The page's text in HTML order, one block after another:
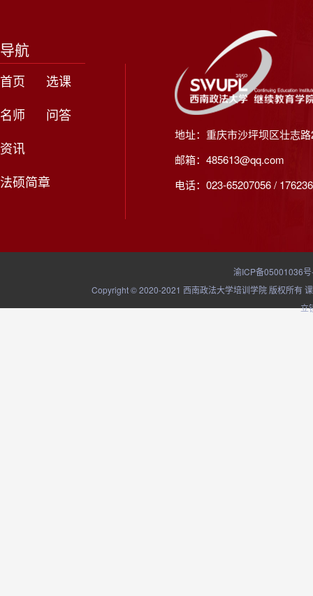
导航
首页
选课
名师
问答
资讯
法硕简章
地址：重庆市沙坪坝区壮志
邮箱：485613@qq.com
电话：023-65207056 /
渝ICP备05001036
Copyright © 2020-2021 西南政法大学培训学院 版权所有
立